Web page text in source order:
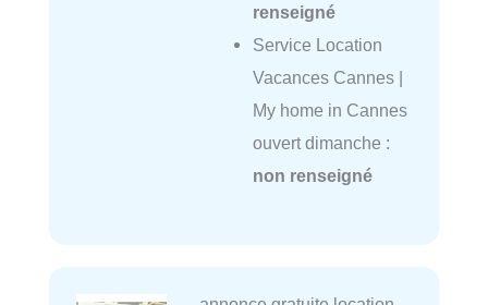
renseigné
Service Location
Vacances Cannes |
My home in Cannes
ouvert dimanche :
non renseigné